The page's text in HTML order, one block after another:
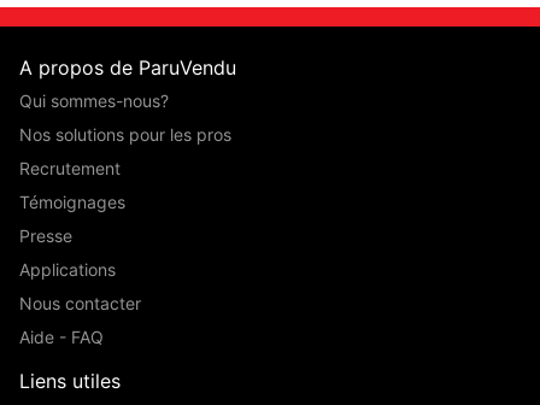
A propos de ParuVendu
Qui sommes-nous?
Nos solutions pour les pros
Recrutement
Témoignages
Presse
Applications
Nous contacter
Aide - FAQ
Liens utiles